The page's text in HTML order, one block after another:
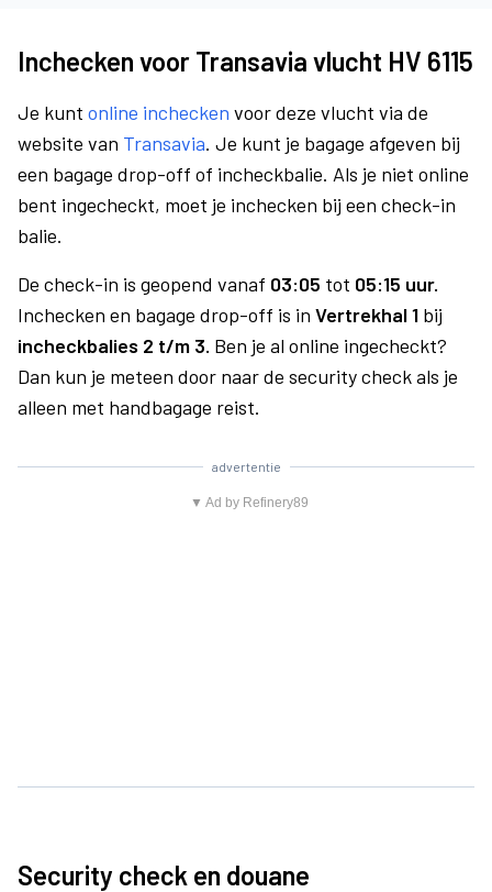
Inchecken voor Transavia vlucht HV 6115
Je kunt online inchecken voor deze vlucht via de
website van Transavia. Je kunt je bagage afgeven bij
een bagage drop-off of incheckbalie. Als je niet online
bent ingecheckt, moet je inchecken bij een check-in
balie.
De check-in is geopend vanaf 03:05 tot 05:15 uur.
Inchecken en bagage drop-off is in Vertrekhal 1 bij
incheckbalies 2 t/m 3. Ben je al online ingecheckt?
Dan kun je meteen door naar de security check als je
alleen met handbagage reist.
advertentie
▼ Ad by Refinery89
Security check en douane